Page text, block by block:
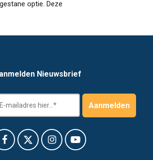
optie. Deze
Nieuwsbrief